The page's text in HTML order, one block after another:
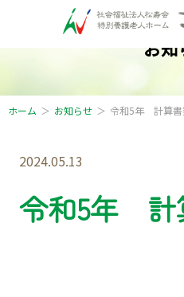
お
ホーム お知らせ 令和5年 計算書
2024.05.13
令和5年 計